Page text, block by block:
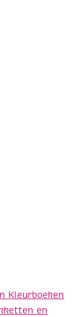
Kleurboeken
en